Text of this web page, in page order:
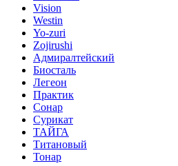
Vision
Westin
Yo-zuri
Zojirushi
Адмиралтейский
Биосталь
Легеон
Практик
Сонар
Сурикат
ТАЙГА
Титановый
Тонар